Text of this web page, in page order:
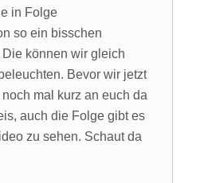
in Folge
so ein bisschen
können wir gleich
Bevor wir jetzt
mal kurz an euch da
auch die Folge gibt es
zu sehen. Schaut da